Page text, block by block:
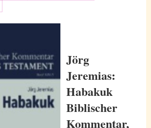
Jörg
Jeremias:
Habakuk
Biblischer
Kommentar,